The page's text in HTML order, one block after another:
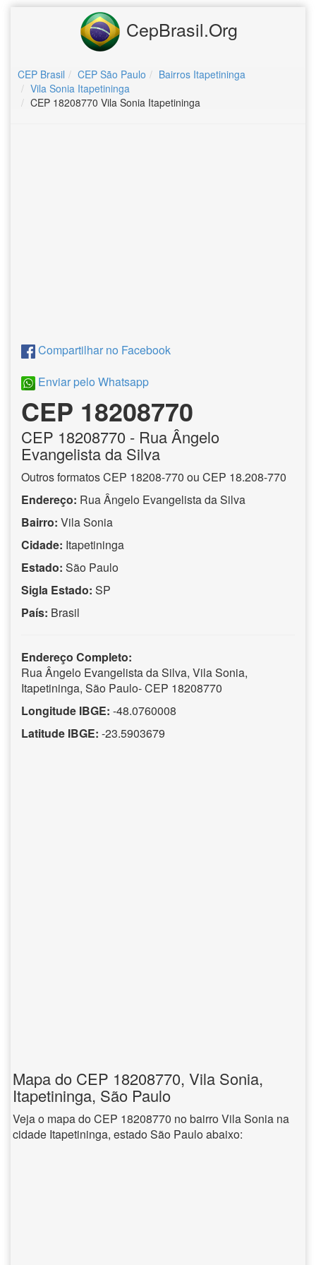
CepBrasil.Org
CEP Brasil CEP São Paulo
Bairros Itapetininga
Vila Sonia Itapetininga
CEP 18208770 Vila Sonia Itapetininga
Compartilhar no Facebook
Enviar pelo Whatsapp
CEP 18208770
CEP 18208770 - Rua Ângelo
Evangelista da Silva
Outros formatos CEP 18208-770 ou CEP 18.208-770
Endereço: Rua Ângelo Evangelista da Silva
Bairro: Vila Sonia
Cidade: Itapetininga
Estado: São Paulo
Sigla Estado: SP
País: Brasil
Endereço Completo:
Rua Ângelo Evangelista da Silva, Vila Sonia,
Itapetininga, São Paulo- CEP 18208770
Longitude IBGE: -48.0760008
Latitude IBGE: -23.5903679
Mapa do CEP 18208770, Vila Sonia,
Itapetininga, São Paulo
Veja o mapa do CEP 18208770 no bairro Vila Sonia na
cidade Itapetininga, estado São Paulo abaixo: